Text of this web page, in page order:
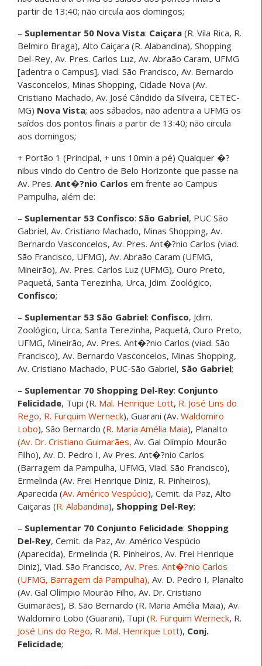
partir de 13:40; não circula aos domingos;
– Suplementar 50 Nova Vista: Caiçara (R. Vila Rica, R.
Belmiro Braga), Alto Caiçara (R. Alabandina), Shopping
Del-Rey, Av. Pres. Carlos Luz, Av. Abraão Caram, UFMG
[adentra o Campus], viad. São Francisco, Av. Bernardo
Vasconcelos, Minas Shopping, Cidade Nova (Av.
Cristiano Machado, Av. José Cândido da Silveira, CETEC-
MG) Nova Vista; aos sábados, não adentra a UFMG os
saídos dos pontos finais a partir de 13:40; não circula
aos domingos;
+ Portão 1 (Principal, + uns 10min a pé) Qualquer �?
nibus vindo do Centro de Belo Horizonte que passe na
Av. Pres. Ant�?nio Carlos em frente ao Campus
Pampulha, além de:
– Suplementar 53 Confisco: São Gabriel, PUC São
Gabriel, Av. Cristiano Machado, Minas Shopping, Av.
Bernardo Vasconcelos, Av. Pres. Ant�?nio Carlos (viad.
São Francisco, UFMG), Av. Abraão Caram (UFMG,
Mineirão), Av. Pres. Carlos Luz (UFMG), Ouro Preto,
Paquetá, Santa Terezinha, Urca, Jdim. Zoológico,
Confisco;
– Suplementar 53 São Gabriel: Confisco, Jdim.
Zoológico, Urca, Santa Terezinha, Paquetá, Ouro Preto,
UFMG, Mineirão, Av. Pres. Ant�?nio Carlos (viad. São
Francisco), Av. Bernardo Vasconcelos, Minas Shopping,
Av. Cristiano Machado, PUC-São Gabriel, São Gabriel;
– Suplementar 70 Shopping Del-Rey: Conjunto
Felicidade, Tupi (R. Mal. Henrique Lott, R. José Lins do
Rego, R. Furquim Werneck), Guarani (Av. Waldomiro
Lobo), São Bernardo (R. Maria Amélia Maia), Planalto
(Av. Dr. Cristiano Guimarães, Av. Gal Olímpio Mourão
Filho), Av. D. Pedro I, Av Pres. Ant�?nio Carlos
(Barragem da Pampulha, UFMG, Viad. São Francisco),
Ermelinda (Av. Frei Henrique Diniz, R. Pinheiros),
Aparecida (Av. Américo Vespúcio), Cemit. da Paz, Alto
Caiçaras (R. Alabandina), Shopping Del-Rey;
– Suplementar 70 Conjunto Felicidade: Shopping
Del-Rey, Cemit. da Paz, Av. Américo Vespúcio
(Aparecida), Ermelinda (R. Pinheiros, Av. Frei Henrique
Diniz), Viad. São Francisco, Av. Pres. Ant�?nio Carlos
(UFMG, Barragem da Pampulha), Av. D. Pedro I, Planalto
(Av. Gal Olímpio Mourão Filho, Av. Dr. Cristiano
Guimarães), B. São Bernardo (R. Maria Amélia Maia), Av.
Waldomiro Lobo (Guarani), Tupi (R. Furquim Werneck, R.
José Lins do Rego, R. Mal. Henrique Lott), Conj.
Felicidade;